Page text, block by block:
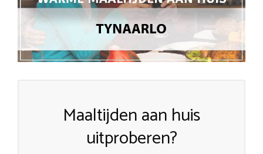
Maaltijden aan huis
uitproberen?